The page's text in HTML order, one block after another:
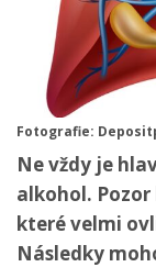
Fotografie:
Ne vždy je
alkohol.
které velmi
Následky